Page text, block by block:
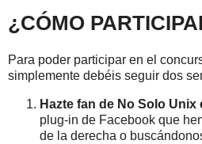
¿CÓMO
Para poder participar en el
simplemente debéis seguir dos
Hazte fan de No Solo Unix
plug-in de Facebook que
de la derecha o